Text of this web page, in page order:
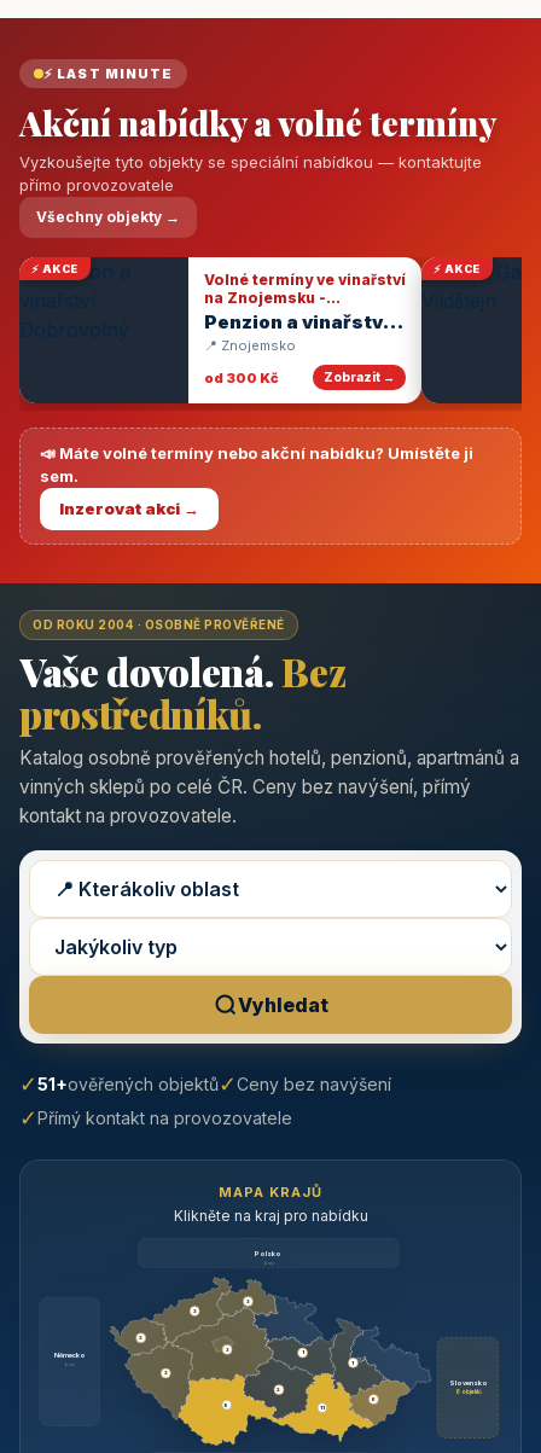
⚡ LAST MINUTE
Akční nabídky a volné termíny
Vyzkoušejte tyto objekty se speciální nabídkou — kontaktujte
přímo provozovatele
Všechny objekty →
⚡ AKCE
Volné termíny ve vinařství
na Znojemsku -
degustace vín
Penzion a vinařství
Dobrovolný
📍 Znojemsko
od 300 Kč
Zobrazit →
⚡ AKCE
📣 Máte volné termíny nebo akční nabídku? Umístěte ji
sem.
Inzerovat akci →
OD ROKU 2004 · OSOBNĚ PROVĚŘENÉ
Vaše dovolená.Bez
prostředníků.
Katalog osobně prověřených hotelů, penzionů, apartmánů a
vinných sklepů po celé ČR. Ceny bez navýšení, přímý
kontakt na provozovatele.
Vyhledat
✓51+ověřených objektů✓Ceny bez navýšení
✓Přímý kontakt na provozovatele
MAPA KRAJŮ
Klikněte na kraj pro nabídku
Polsko
brzy
Německo
brzy
Slovensko
6 objektů
3
9
3
3
3
3
1
2
11
1
6